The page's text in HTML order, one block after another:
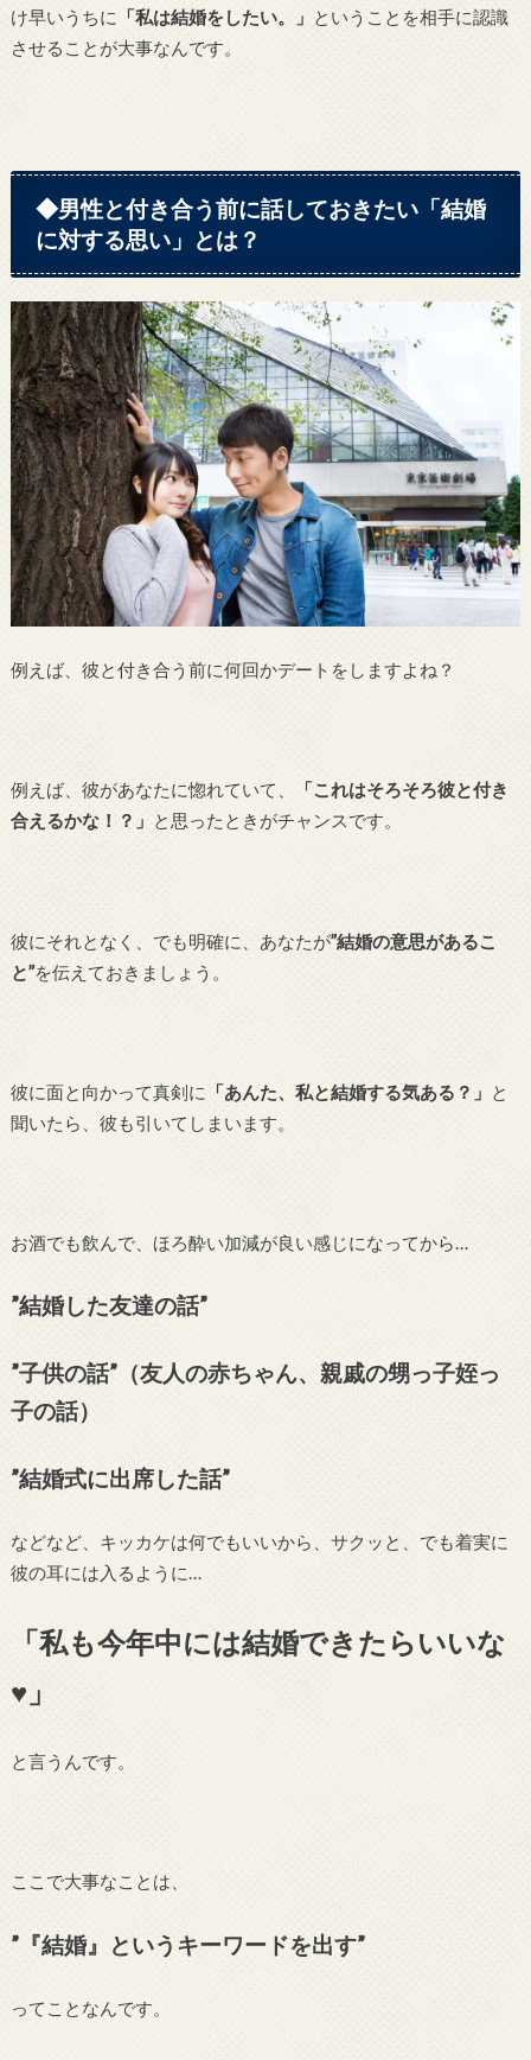
け早いうちに 「私は結婚をしたい。」 ということを相手に認識
させることが大事なんです。
◆男性と付き合う前に話しておきたい「結婚
に対する思い」とは？
例えば、彼と付き合う前に何回かデートをしますよね？
例えば、彼があなたに惚れていて、
「これはそろそろ彼と付き
合えるかな！？」 と思ったときがチャンスです。
彼にそれとなく、でも明確に、あなたが”結婚の意思があるこ
と”を伝えておきましょう。
彼に面と向かって真剣に 「あんた、私と結婚する気ある？」 と
聞いたら、彼も引いてしまいます。
お酒でも飲んで、ほろ酔い加減が良い感じになってから…
”結婚した友達の話”
”子供の話”（友人の赤ちゃん、親戚の甥っ子姪っ
子の話）
”結婚式に出席した話”
などなど、キッカケは何でもいいから、サクッと、でも着実に
彼の耳には入るように…
「私も今年中には結婚できたらいいな
♥」
と言うんです。
ここで大事なことは、
”『結婚』というキーワードを出す”
ってことなんです。